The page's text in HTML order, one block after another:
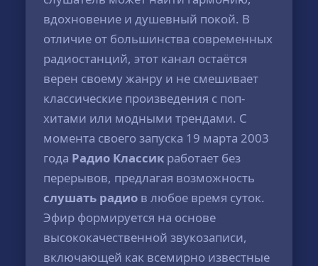
вдохновение и душевный покой. В
отличие от большинства современных
радиостанций, этот канал остаётся
верен своему жанру и не смешивает
классические произведения с поп-
хитами или модными трендами. С
момента своего запуска 19 марта 2003
года Радио Классик работает без
перерывов, предлагая возможность
слушать радио в любое время суток.
Эфир формируется на основе
высококачественной звукозаписи,
включающей как всемирно известные